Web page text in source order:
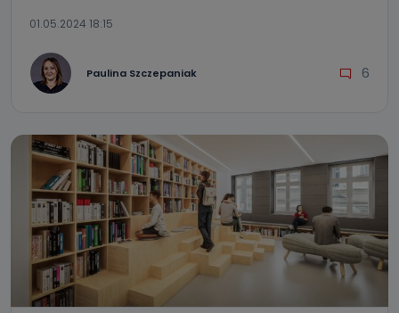
01.05.2024 18:15
Paulina Szczepaniak 6